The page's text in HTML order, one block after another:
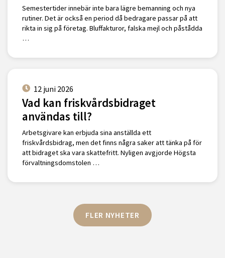
Semestertider innebär inte bara lägre bemanning och nya
rutiner. Det är också en period då bedragare passar på att
rikta in sig på företag. Bluffakturor, falska mejl och påstådda
…
12 juni 2026
Vad kan friskvårdsbidraget
användas till?
Arbetsgivare kan erbjuda sina anställda ett
friskvårdsbidrag, men det finns några saker att tänka på för
att bidraget ska vara skattefritt. Nyligen avgjorde Högsta
förvaltningsdomstolen …
FLER NYHETER